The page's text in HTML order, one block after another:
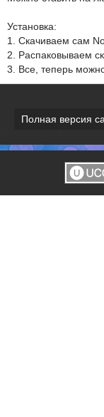
Установка:
1. Скачиваем сам
2. Распаковываем
3. Все, теперь
Полная версия